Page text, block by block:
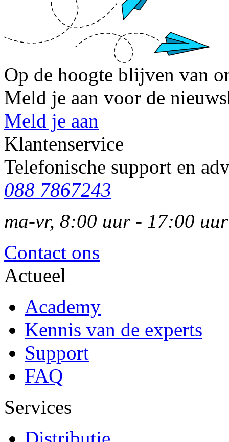
Op de hoogte blijven van
Meld je aan voor de
Meld je aan
Klantenservice
Telefonische support en
088 7867243
ma-vr, 8:00 uur - 17:00 uur
Contact ons
Actueel
Academy
Kennis van de experts
Support
FAQ
Services